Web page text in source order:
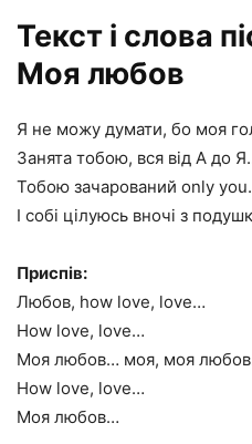
Текст і слова
Моя любов
Я не можу думати, бо моя
Занята тобою, вся від А до
Тобою зачарований only you.
І собі цілуюсь вночі з
Приспів:
Любов, how love, love…
How love, love…
Моя любов… моя, моя
How love, love…
Моя любов…